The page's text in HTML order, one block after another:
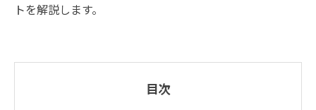
トを解説します。
目次